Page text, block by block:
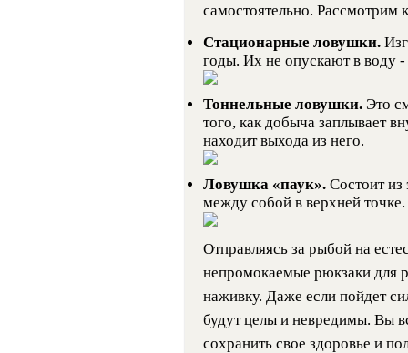
самостоятельно. Рассмотрим
Стационарные ловушки.
годы. Их не опускают в воду -
Тоннельные ловушки. Это
того, как добыча заплывает
находит выхода из него.
Ловушка «паук». Состоит из
между собой в верхней точке.
Отправляясь за рыбой на
непромокаемые рюкзаки для
наживку. Даже если пойдет
будут целы и невредимы. Вы
сохранить свое здоровье и